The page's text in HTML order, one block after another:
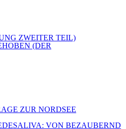
ZWEITER TEIL)
(DER
ZUR NORDSEE
VON BEZAUBERND